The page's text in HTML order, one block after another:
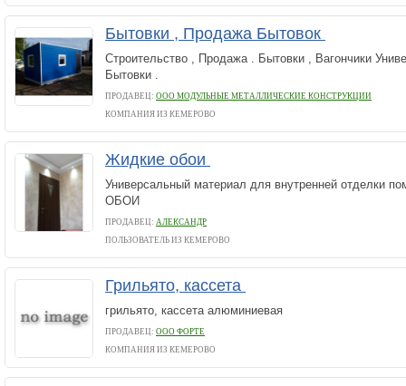
Бытовки , Продажа Бытовок
Строительство , Продажа . Бытовки , Вагончики
Бытовки .
ПРОДАВЕЦ: ООО МОДУЛЬНЫЕ МЕТАЛЛИЧЕСКИЕ КОНСТРУКЦИИ
КОМПАНИЯ ИЗ КЕМЕРОВО
Жидкие обои
Универсальный материал для внутренней отделки
ОБОИ
ПРОДАВЕЦ: АЛЕКСАНДР
ПОЛЬЗОВАТЕЛЬ ИЗ КЕМЕРОВО
Грильято, кассета
грильято, кассета алюминиевая
ПРОДАВЕЦ: ООО ФОРТЕ
КОМПАНИЯ ИЗ КЕМЕРОВО